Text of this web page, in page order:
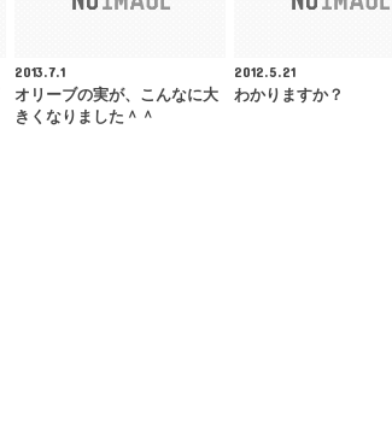
2013.7.1
オリーブの実が、こんなに大
きくなりました＾＾
2012.5.21
わかりますか？